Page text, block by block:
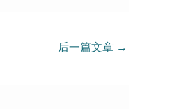
后一篇文章 →